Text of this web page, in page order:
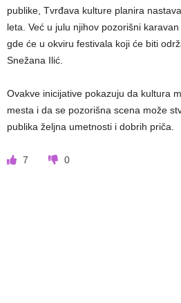
publike, Tvrđava kulture planira
leta. Već u julu njihov pozorišni
gde će u okviru festivala koji će biti
Snežana Ilić.
Ovakve inicijative pokazuju da kultura
mesta i da se pozorišna scena može
publika željna umetnosti i dobrih priča.
7 0